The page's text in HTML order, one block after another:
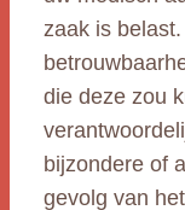
zaak is
die deze zou
bijzondere of
gevolg van